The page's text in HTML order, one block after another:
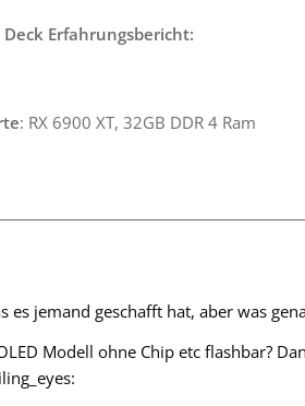
Erfahrungsbericht:
: RX 6900 XT, 32GB DDR 4 Ram
es jemand geschafft hat, aber was
Modell ohne Chip etc flashbar?